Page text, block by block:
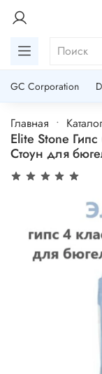
GC Corporation
Главная Каталог
Elite Stone
Стоун для